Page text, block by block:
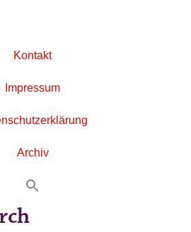
Kontakt
Impressum
Archiv